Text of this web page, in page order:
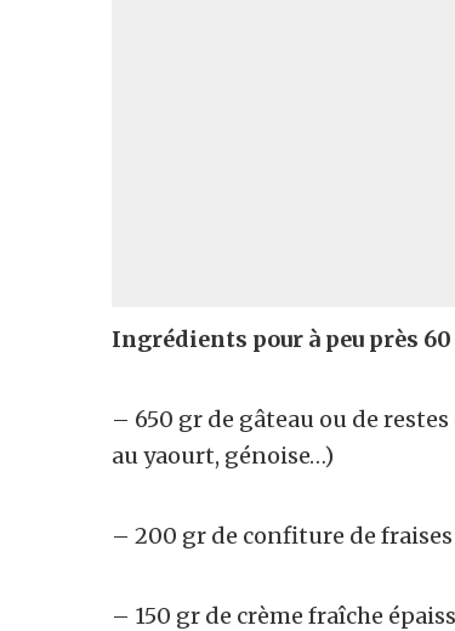
Ingrédients pour à peu près 60
– 650 gr de gâteau ou de
au yaourt, génoise…)
– 200 gr de confiture de fraises
– 150 gr de crème fraîche